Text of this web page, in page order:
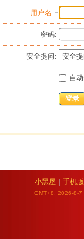
用户名
密码:
安全提问:
自
登录
小黑屋 手机版
GMT+8, 2026-8-7